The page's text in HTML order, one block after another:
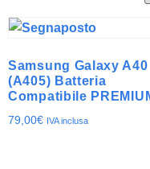
Samsung Galaxy A40
(A405) Batteria
Compatibile
79,00€ IVA inclusa